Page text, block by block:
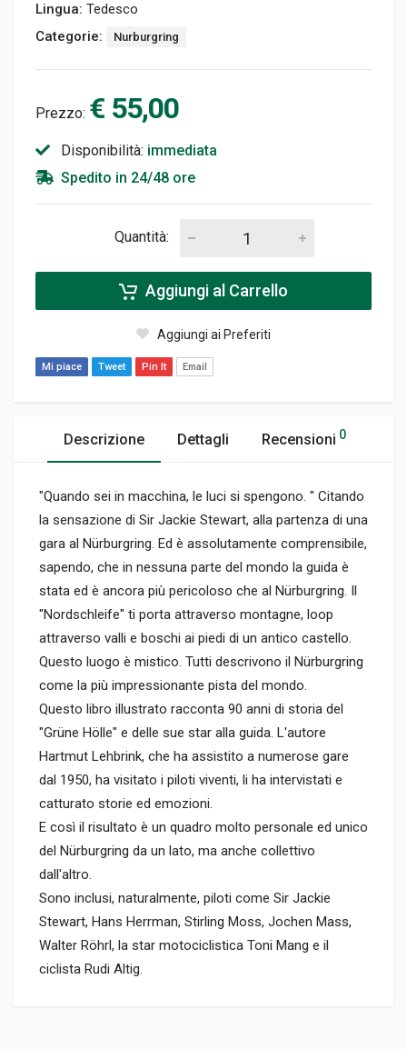
Lingua: Tedesco
Categorie:
Nurburgring
Prezzo: € 55,00
Disponibilità: immediata
Spedito in 24/48 ore
Quantità:
Aggiungi al Carrello
Aggiungi ai Preferiti
Mi piace Tweet Pin It Email
Descrizione Dettagli Recensioni 0
"Quando sei in macchina, le luci si spengono. " Citando
la sensazione di Sir Jackie Stewart, alla partenza di una
gara al Nürburgring. Ed è assolutamente comprensibile,
sapendo, che in nessuna parte del mondo la guida è
stata ed è ancora più pericoloso che al Nürburgring. Il
"Nordschleife" ti porta attraverso montagne, loop
attraverso valli e boschi ai piedi di un antico castello.
Questo luogo è mistico. Tutti descrivono il Nürburgring
come la più impressionante pista del mondo.
Questo libro illustrato racconta 90 anni di storia del
"Grüne Hölle" e delle sue star alla guida. L'autore
Hartmut Lehbrink, che ha assistito a numerose gare
dal 1950, ha visitato i piloti viventi, li ha intervistati e
catturato storie ed emozioni.
E così il risultato è un quadro molto personale ed unico
del Nürburgring da un lato, ma anche collettivo
dall'altro.
Sono inclusi, naturalmente, piloti come Sir Jackie
Stewart, Hans Herrman, Stirling Moss, Jochen Mass,
Walter Röhrl, la star motociclistica Toni Mang e il
ciclista Rudi Altig.